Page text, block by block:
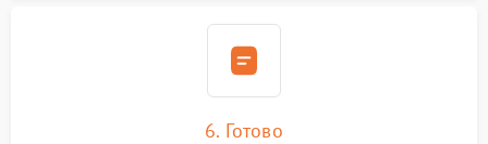
6. Готово